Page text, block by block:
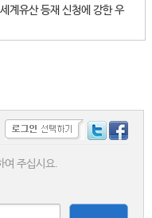
계유산 등재 신청에 강한 우
여 주십시요.